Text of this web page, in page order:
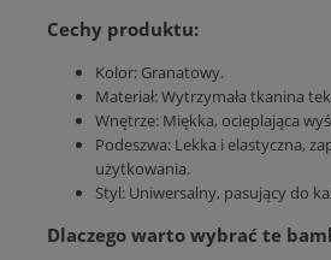
Cechy produktu:
Kolor: Granatowy.
Materiał: Wytrzymała tkanina
Wnętrze: Miękka, ocieplająca
Podeszwa: Lekka i elastyczna,
użytkowania.
Styl: Uniwersalny, pasujący do
Dlaczego warto wybrać te